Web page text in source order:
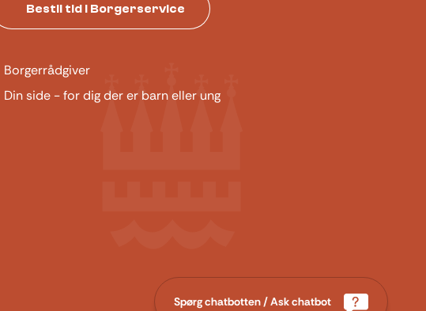
Bestil tid i Borgerservice
Borgerrådgiver
Din side - for dig der er barn eller ung
Spørg chatbotten / Ask chatbot